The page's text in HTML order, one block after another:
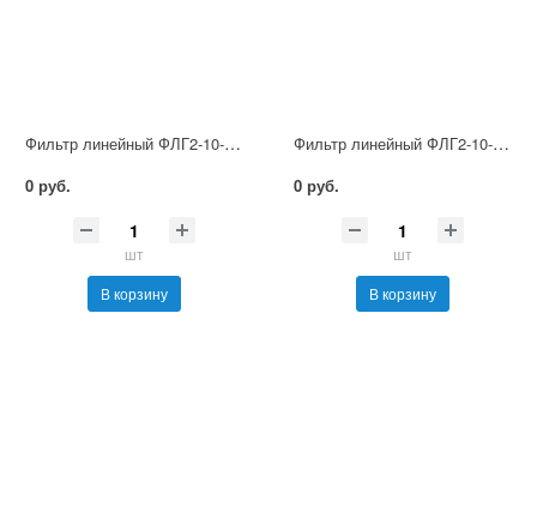
Фильтр линейный ФЛГ2-10-160
0 руб.
шт
В корзину
Фильтр линейный ФЛГ2-10-100
0 руб.
шт
В корзину